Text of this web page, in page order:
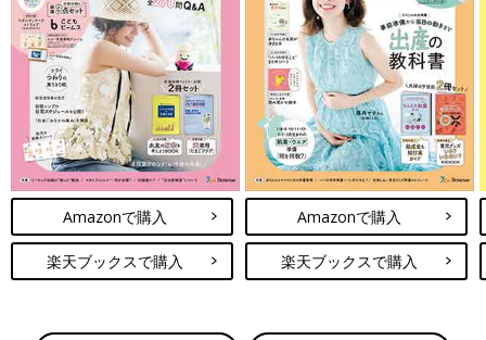
Amazonで購入
楽天ブックスで購入
Amazonで購入
楽天ブックスで購入